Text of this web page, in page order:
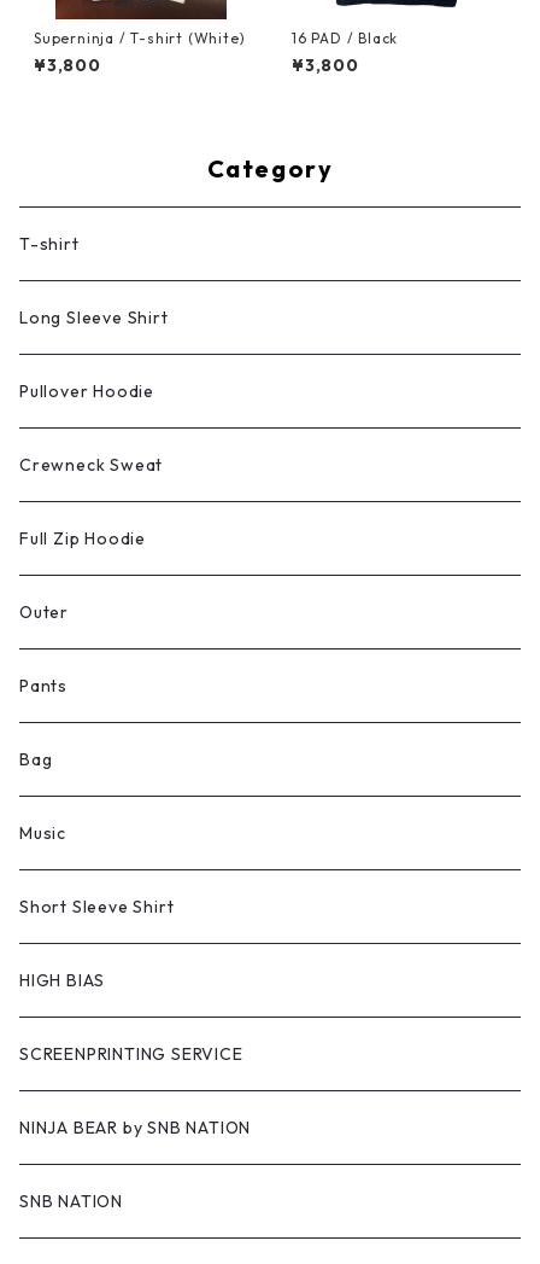
Superninja / T-shirt (White)
¥3,800
16 PAD / Black
¥3,800
Category
T-shirt
Long Sleeve Shirt
Pullover Hoodie
Crewneck Sweat
Full Zip Hoodie
Outer
Pants
Bag
Music
Short Sleeve Shirt
HIGH BIAS
SCREENPRINTING SERVICE
NINJA BEAR by SNB NATION
SNB NATION